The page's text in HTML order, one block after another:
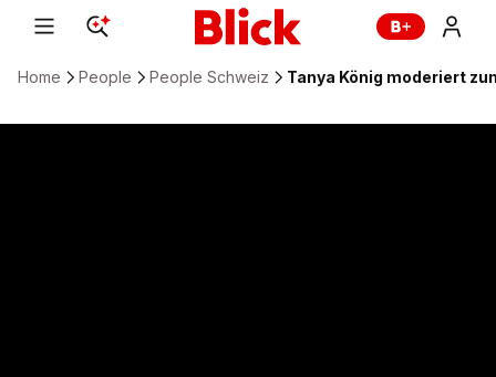
Home People People Schweiz Tanya König moderiert